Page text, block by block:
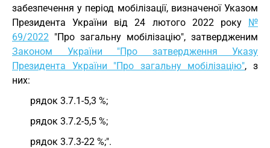
забезпечення у період мобілізації, визначеної Указом
Президента України від 24 лютого 2022 року №
69/2022 "Про загальну мобілізацію", затвердженим
Законом України "Про затвердження Указу
Президента України "Про загальну мобілізацію", з
них:
рядок 3.7.1-5,3 %;
рядок 3.7.2-5,5 %;
рядок 3.7.3-22 %;".